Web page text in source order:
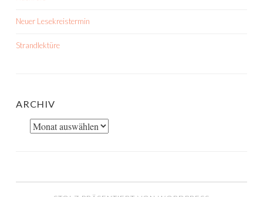
Neuer Lesekreistermin
Strandlektüre
ARCHIV
Archiv